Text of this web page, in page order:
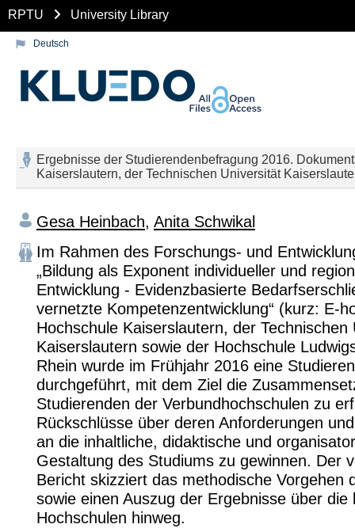
RPTU University Library
Deutsch
Ergebnisse der Studierendenbefragung 2016.
Kaiserslautern, der Technischen Universität
Gesa Heinbach, Anita Schwikal
Im Rahmen des Forschungs- und
„Bildung als Exponent individueller und
Entwicklung - Evidenzbasierte
vernetzte Kompetenzentwicklung“ (kurz: E-
Hochschule Kaiserslautern, der Technischen
Kaiserslautern sowie der Hochschule
Rhein wurde im Frühjahr 2016 eine
durchgeführt, mit dem Ziel die
Studierenden der Verbundhochschulen zu
Rückschlüsse über deren Anforderungen
an die inhaltliche, didaktische und
Gestaltung des Studiums zu gewinnen. Der
Bericht skizziert das methodische Vorgehen
sowie einen Auszug der Ergebnisse über die
Hochschulen hinweg.